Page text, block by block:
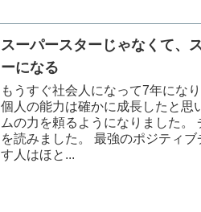
スーパースターじゃなくて、
ーになる
もうすぐ社会人になって7年にな
個人の能力は確かに成長したと思
ムの力を頼るようになりました。
を読みました。 最強のポジティ
す人はほと...